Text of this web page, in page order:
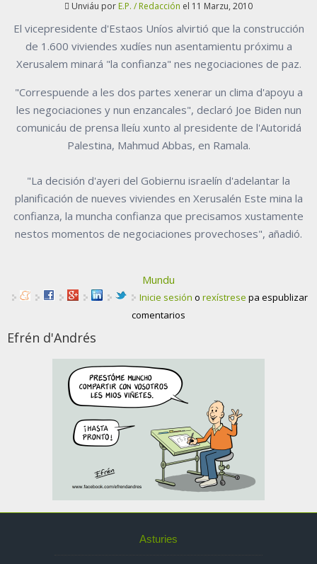
Unviáu por E.P. / Redacción el 11 Marzu, 2010
El vicepresidente d'Estaos Uníos alvirtió que la construcción
de 1.600 viviendes xudíes nun asentamientu próximu a
Xerusalem minará "la confianza" nes negociaciones de paz.
"Correspuende a les dos partes xenerar un clima d'apoyu a
les negociaciones y nun enzancales", declaró Joe Biden nun
comunicáu de prensa lleíu xunto al presidente de l'Autoridá
Palestina, Mahmud Abbas, en Ramala.
"La decisión d'ayeri del Gobiernu israelín d'adelantar la
planificación de nueves viviendes en Xerusalén Este mina la
confianza, la muncha confianza que precisamos xustamente
nestos momentos de negociaciones provechoses", añadió.
Mundu
Inicie sesión o rexístrese pa espublizar
comentarios
Efrén d'Andrés
Asturies